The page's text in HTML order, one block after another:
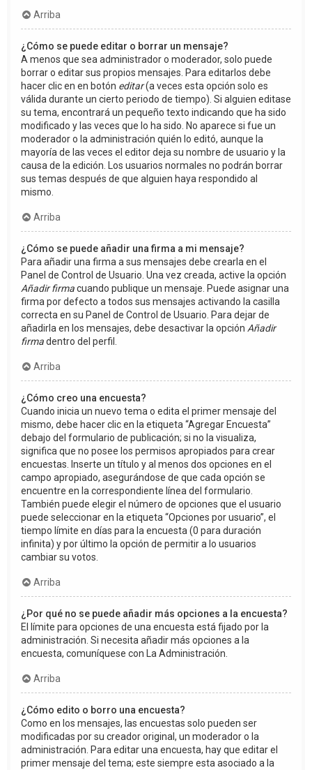
Arriba
¿Cómo se puede editar o borrar un mensaje?
A menos que sea administrador o moderador, solo puede
borrar o editar sus propios mensajes. Para editarlos debe
hacer clic en en botón editar(a veces esta opción solo es
válida durante un cierto periodo de tiempo). Si alguien editase
su tema, encontrará un pequeño texto indicando que ha sido
modificado y las veces que lo ha sido. No aparece si fue un
moderador o la administración quién lo editó, aunque la
mayoría de las veces el editor deja su nombre de usuario y la
causa de la edición. Los usuarios normales no podrán borrar
sus temas después de que alguien haya respondido al
mismo.
Arriba
¿Cómo se puede añadir una firma a mi mensaje?
Para añadir una firma a sus mensajes debe crearla en el
Panel de Control de Usuario. Una vez creada, active la opción
Añadir firmacuando publique un mensaje. Puede asignar una
firma por defecto a todos sus mensajes activando la casilla
correcta en su Panel de Control de Usuario. Para dejar de
añadirla en los mensajes, debe desactivar la opción Añadir
firmadentro del perfil.
Arriba
¿Cómo creo una encuesta?
Cuando inicia un nuevo tema o edita el primer mensaje del
mismo, debe hacer clic en la etiqueta “Agregar Encuesta”
debajo del formulario de publicación; si no la visualiza,
significa que no posee los permisos apropiados para crear
encuestas. Inserte un título y al menos dos opciones en el
campo apropiado, asegurándose de que cada opción se
encuentre en la correspondiente línea del formulario.
También puede elegir el número de opciones que el usuario
puede seleccionar en la etiqueta “Opciones por usuario”, el
tiempo límite en días para la encuesta (0 para duración
infinita) y por último la opción de permitir a lo usuarios
cambiar su votos.
Arriba
¿Por qué no se puede añadir más opciones a la encuesta?
El límite para opciones de una encuesta está fijado por la
administración. Si necesita añadir más opciones a la
encuesta, comuníquese con La Administración.
Arriba
¿Cómo edito o borro una encuesta?
Como en los mensajes, las encuestas solo pueden ser
modificadas por su creador original, un moderador o la
administración. Para editar una encuesta, hay que editar el
primer mensaje del tema; este siempre esta asociado a la